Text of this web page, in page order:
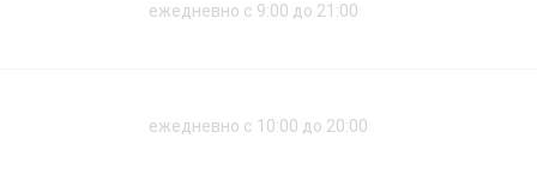
ежедневно с 9:00 до 21:00
ежедневно с 10:00 до 20:00